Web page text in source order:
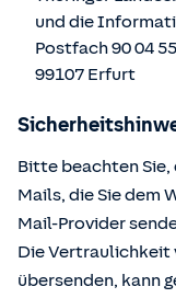
und die
Postfach 90 04 55
99107 Erfurt
Bitte beachten
Mails, die Sie dem
Mail-Provider
Die Vertraulichkeit
übersenden, kann